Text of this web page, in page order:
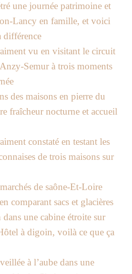
une journée patrimoine et
Lancy en famille, et voici
différence
vu en visitant le circuit
Semur à trois moments
des maisons en pierre du
fraîcheur nocturne et accueil
constaté en testant les
de trois maisons sur
de saône-Et-Loire
comparant sacs et glacières
dans une cabine étroite sur
à digoin, voilà ce que ça
à l’aube dans une